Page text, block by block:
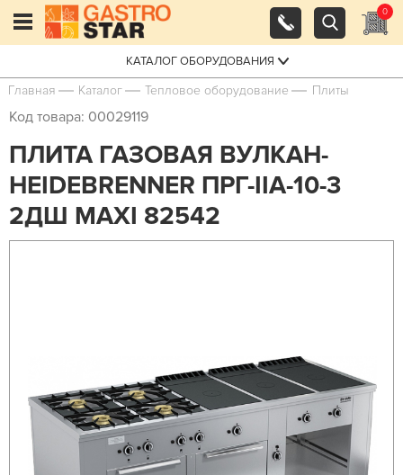
0
КАТАЛОГ ОБОРУДОВАНИЯ
Главная Каталог Тепловое оборудование Плиты
Код товара: 00029119
ПЛИТА ГАЗОВАЯ ВУЛКАН-
HEIDEBRENNER ПРГ-IIA-10-3
2ДШ MAXI 82542